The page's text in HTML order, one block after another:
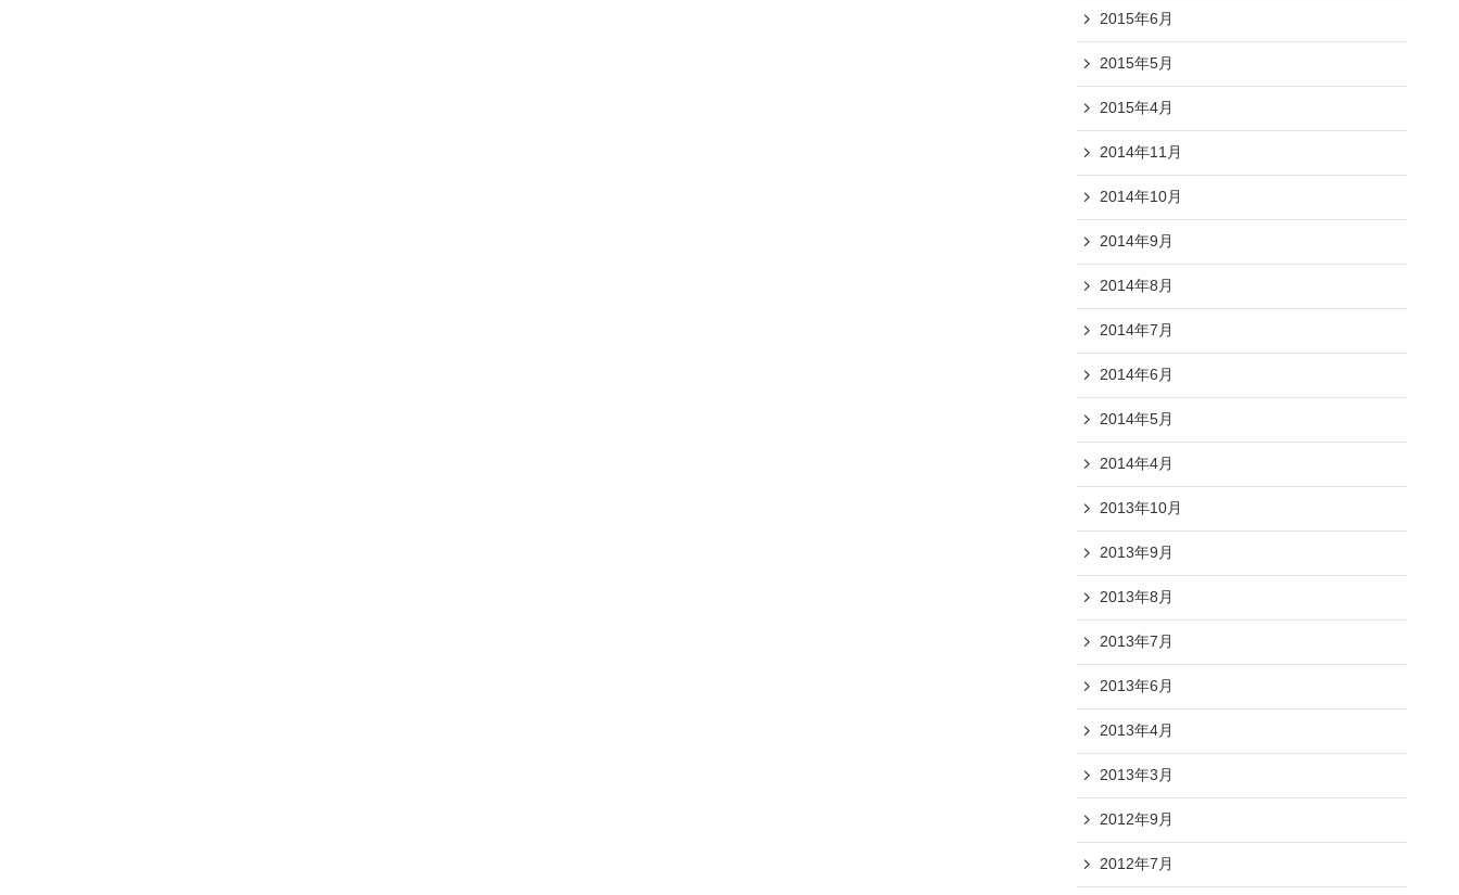
2015年6月
2015年5月
2015年4月
2014年11月
2014年10月
2014年9月
2014年8月
2014年7月
2014年6月
2014年5月
2014年4月
2013年10月
2013年9月
2013年8月
2013年7月
2013年6月
2013年4月
2013年3月
2012年9月
2012年7月